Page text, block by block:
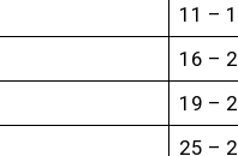
11 –
16 –
19 –
25 –